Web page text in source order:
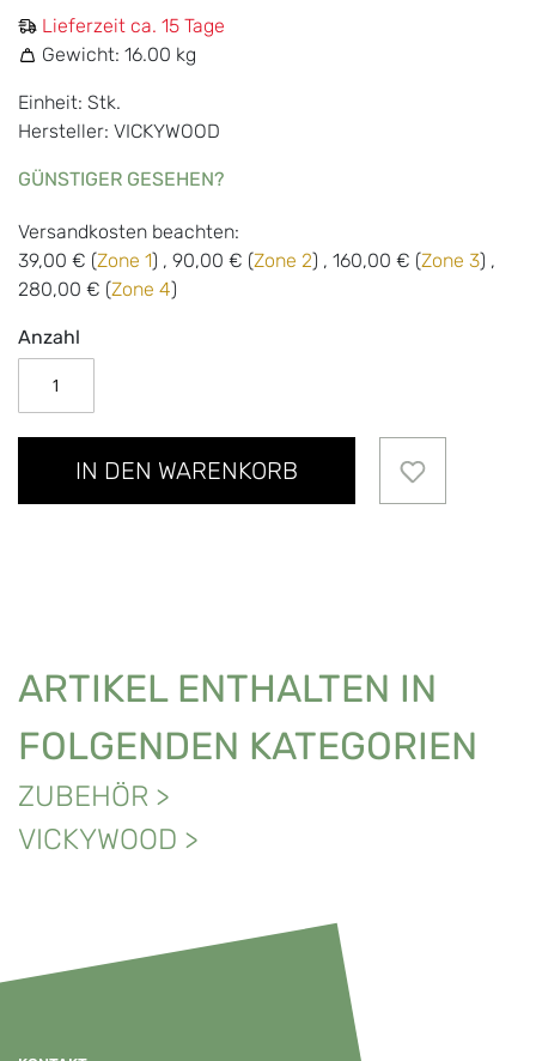
Lieferzeit ca. 15 Tage
Gewicht: 16.00 kg
Einheit: Stk.
Hersteller: VICKYWOOD
GÜNSTIGER GESEHEN?
Versandkosten beachten:
39,00 € (Zone 1) , 90,00 € (Zone 2) , 160,00 € (Zone 3) ,
280,00 € (Zone 4)
Anzahl
IN DEN WARENKORB
ARTIKEL ENTHALTEN IN
FOLGENDEN KATEGORIEN
ZUBEHÖR >
VICKYWOOD >